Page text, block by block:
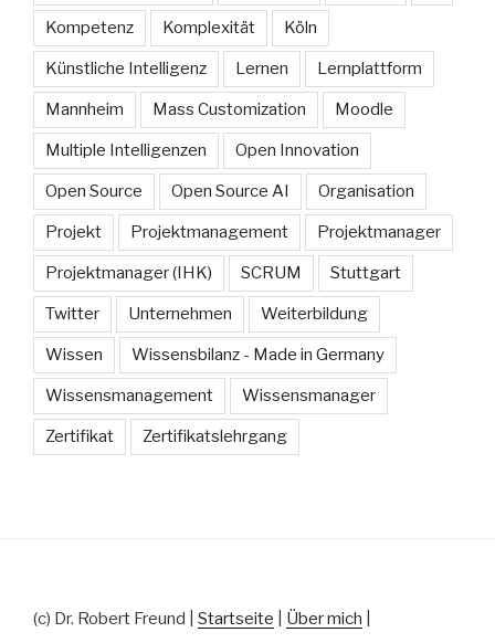
Kompetenz Komplexität Köln
Künstliche Intelligenz Lernen Lernplattform
Mannheim Mass Customization Moodle
Multiple Intelligenzen Open Innovation
Open Source Open Source AI Organisation
Projekt Projektmanagement Projektmanager
Projektmanager (IHK) SCRUM Stuttgart
Twitter Unternehmen Weiterbildung
Wissen Wissensbilanz - Made in Germany
Wissensmanagement Wissensmanager
Zertifikat Zertifikatslehrgang
(c) Dr. Robert Freund | Startseite Über mich